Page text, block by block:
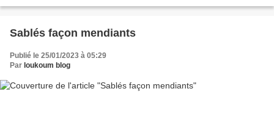
Sablés façon mendiants
Publié le 25/01/2023 à 05:29
Par loukoum blog